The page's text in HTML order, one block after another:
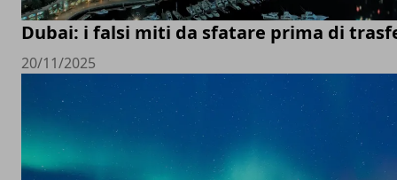
Dubai: i falsi miti da sfatare prima di
20/11/2025